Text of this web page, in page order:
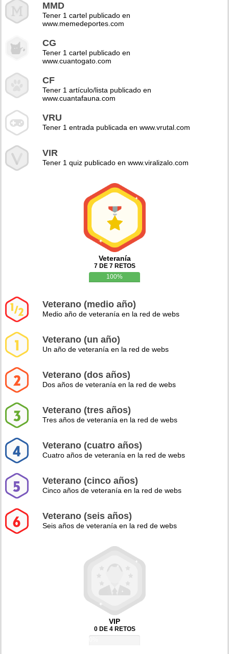
MMD
Tener 1 cartel publicado en
www.memedeportes.com
CG
Tener 1 cartel publicado en
www.cuantogato.com
CF
Tener 1 artículo/lista publicado en
www.cuantafauna.com
VRU
Tener 1 entrada publicada en www.vrutal.com
VIR
Tener 1 quiz publicado en www.viralizalo.com
Veteranía
7 DE 7 RETOS
100%
Veterano (medio año)
Medio año de veteranía en la red de webs
Veterano (un año)
Un año de veteranía en la red de webs
Veterano (dos años)
Dos años de veteranía en la red de webs
Veterano (tres años)
Tres años de veteranía en la red de webs
Veterano (cuatro años)
Cuatro años de veteranía en la red de webs
Veterano (cinco años)
Cinco años de veteranía en la red de webs
Veterano (seis años)
Seis años de veteranía en la red de webs
VIP
0 DE 4 RETOS